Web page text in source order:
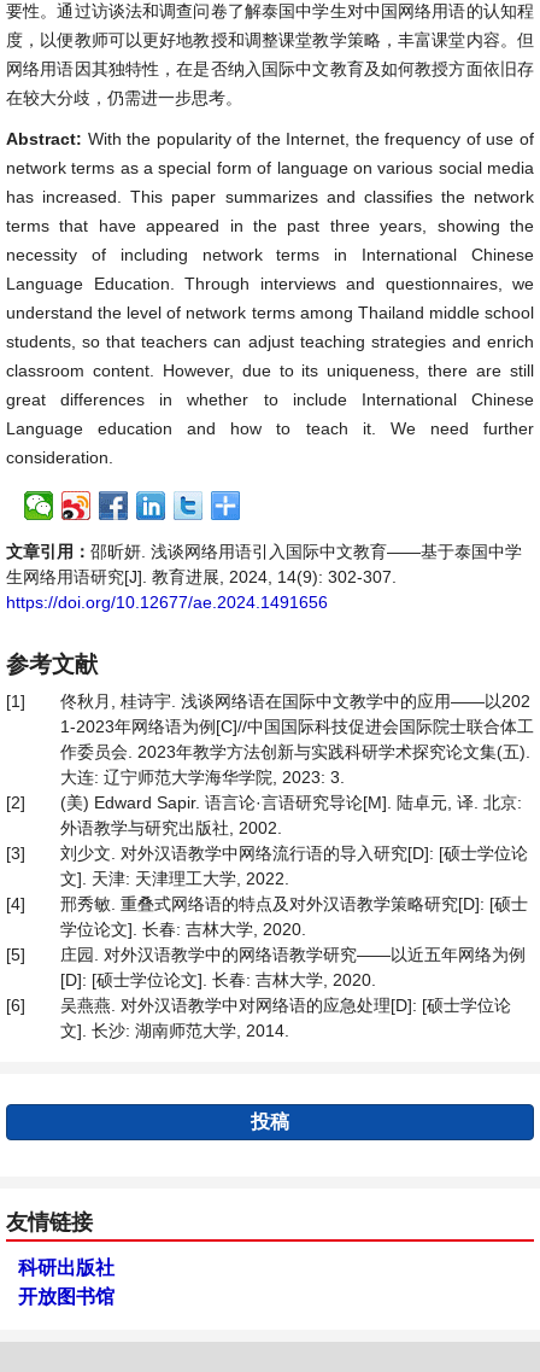
要性。通过访谈法和调查问卷了解泰国中学生对中国网络用语的认知程
度，以便教师可以更好地教授和调整课堂教学策略，丰富课堂内容。但
网络用语因其独特性，在是否纳入国际中文教育及如何教授方面依旧存
在较大分歧，仍需进一步思考。
Abstract: With the popularity of the Internet, the frequency of use of
network terms as a special form of language on various social media
has increased. This paper summarizes and classifies the network
terms that have appeared in the past three years, showing the
necessity of including network terms in International Chinese
Language Education. Through interviews and questionnaires, we
understand the level of network terms among Thailand middle school
students, so that teachers can adjust teaching strategies and enrich
classroom content. However, due to its uniqueness, there are still
great differences in whether to include International Chinese
Language education and how to teach it. We need further
consideration.
文章引用： 邵昕妍. 浅谈网络用语引入国际中文教育——基于泰国中学
生网络用语研究[J]. 教育进展, 2024, 14(9): 302-307.
https://doi.org/10.12677/ae.2024.1491656
参考文献
[1]
佟秋月, 桂诗宇. 浅谈网络语在国际中文教学中的应用——以202
1-2023年网络语为例[C]//中国国际科技促进会国际院士联合体工
作委员会. 2023年教学方法创新与实践科研学术探究论文集(五).
大连: 辽宁师范大学海华学院, 2023: 3.
[2]
(美) Edward Sapir. 语言论·言语研究导论[M]. 陆卓元, 译. 北京:
外语教学与研究出版社, 2002.
[3]
刘少文. 对外汉语教学中网络流行语的导入研究[D]: [硕士学位论
文]. 天津: 天津理工大学, 2022.
[4]
邢秀敏. 重叠式网络语的特点及对外汉语教学策略研究[D]: [硕士
学位论文]. 长春: 吉林大学, 2020.
[5]
庄园. 对外汉语教学中的网络语教学研究——以近五年网络为例
[D]: [硕士学位论文]. 长春: 吉林大学, 2020.
[6]
吴燕燕. 对外汉语教学中对网络语的应急处理[D]: [硕士学位论
文]. 长沙: 湖南师范大学, 2014.
投稿
友情链接
科研出版社
开放图书馆